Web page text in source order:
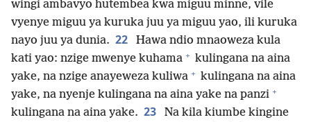
wingi ambavyo hutembea kwa miguu minne, vile
vyenye miguu ya kuruka juu ya miguu yao, ili kuruka
nayo juu ya dunia. 22
Hawa ndio mnaoweza kula
kati yao: nzige mwenye kuhama + kulingana na aina
yake, na nzige anayeweza kuliwa + kulingana na aina
yake, na nyenje kulingana na aina yake na panzi +
kulingana na aina yake. 23
Na kila kiumbe kingine